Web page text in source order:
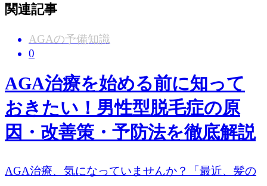
関連記事
AGAの予備知識
0
AGA治療を始める前に知って
おきたい！男性型脱毛症の原
因・改善策・予防法を徹底解説
AGA治療、気になっていませんか？「最近、髪の